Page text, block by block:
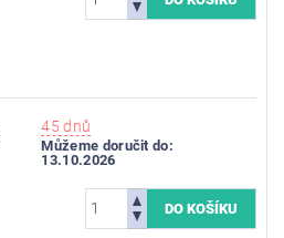
45 dnů
Můžeme doručit do:
13.10.2026